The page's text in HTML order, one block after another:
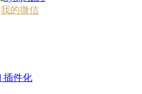
我的微信